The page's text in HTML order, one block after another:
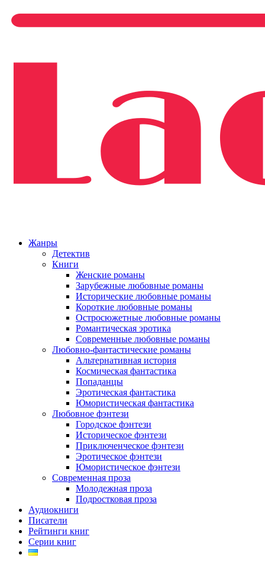
Жанры
Детектив
Книги
Женские романы
Зарубежные любовные романы
Исторические любовные романы
Короткие любовные романы
Остросюжетные любовные романы
Романтическая эротика
Современные любовные романы
Любовно-фантастические романы
Альтернативная история
Космическая фантастика
Попаданцы
Эротическая фантастика
Юмористическая фантастика
Любовное фэнтези
Городское фэнтези
Историческое фэнтези
Приключенческое фэнтези
Эротическое фэнтези
Юмористическое фэнтези
Современная проза
Молодежная проза
Подростковая проза
Аудиокниги
Писатели
Рейтинги книг
Серии книг